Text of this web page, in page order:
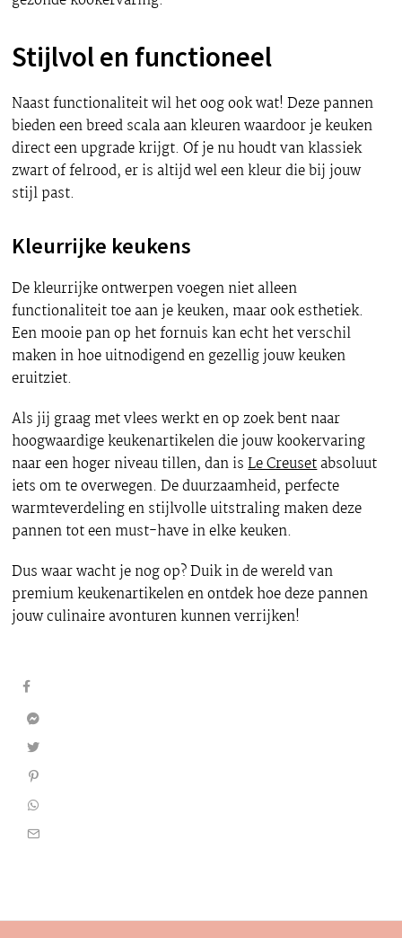
Stijlvol en functioneel
Naast functionaliteit wil het oog ook wat! Deze pannen
bieden een breed scala aan kleuren waardoor je keuken
direct een upgrade krijgt. Of je nu houdt van klassiek
zwart of felrood, er is altijd wel een kleur die bij jouw
stijl past.
Kleurrijke keukens
De kleurrijke ontwerpen voegen niet alleen
functionaliteit toe aan je keuken, maar ook esthetiek.
Een mooie pan op het fornuis kan echt het verschil
maken in hoe uitnodigend en gezellig jouw keuken
eruitziet.
Als jij graag met vlees werkt en op zoek bent naar
hoogwaardige keukenartikelen die jouw kookervaring
naar een hoger niveau tillen, dan isLe Creusetabsoluut
iets om te overwegen. De duurzaamheid, perfecte
warmteverdeling en stijlvolle uitstraling maken deze
pannen tot een must-have in elke keuken.
Dus waar wacht je nog op? Duik in de wereld van
premium keukenartikelen en ontdek hoe deze pannen
jouw culinaire avonturen kunnen verrijken!